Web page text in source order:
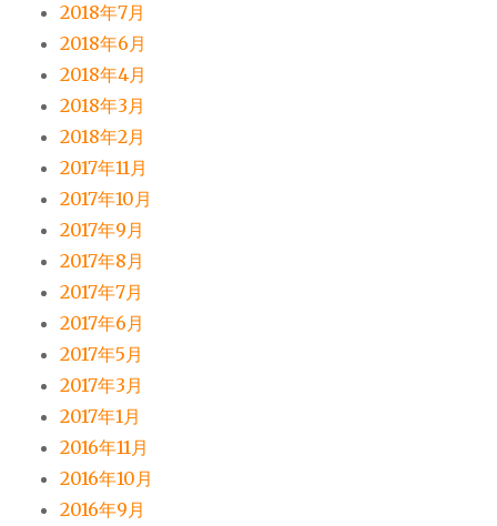
2018年7月
2018年6月
2018年4月
2018年3月
2018年2月
2017年11月
2017年10月
2017年9月
2017年8月
2017年7月
2017年6月
2017年5月
2017年3月
2017年1月
2016年11月
2016年10月
2016年9月